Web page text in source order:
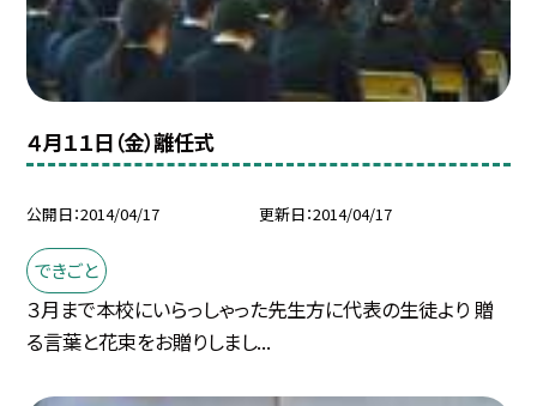
４月１１日（金）離任式
公開日 2014/04/17 更新日 2014/04/17
できごと
３月まで本校にいらっしゃった先生方に代表の生徒より 贈
る言葉と花束をお贈りしまし...